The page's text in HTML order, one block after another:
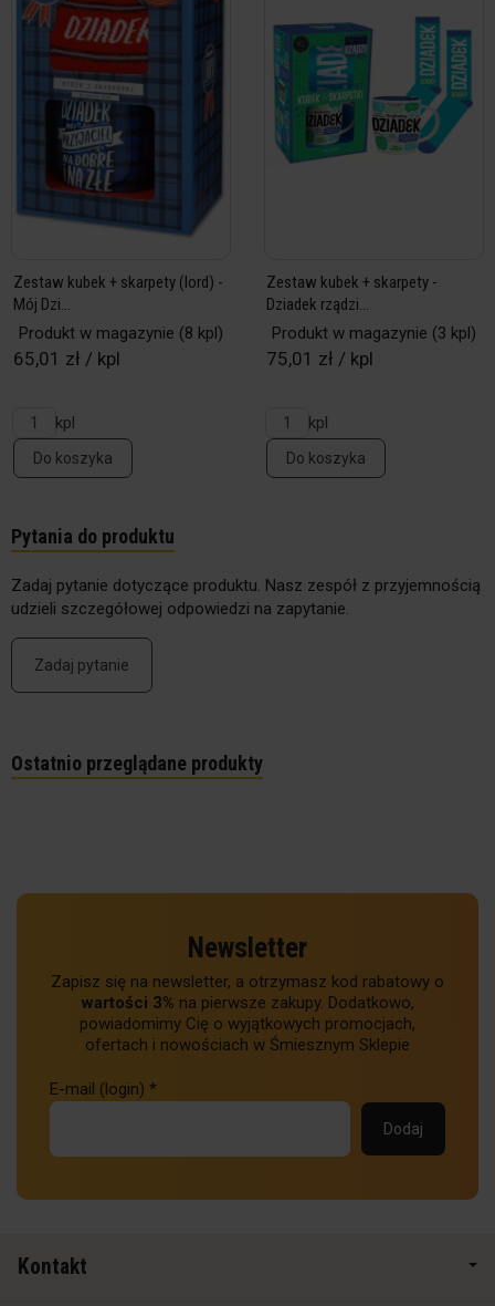
Zestaw kubek + skarpety (lord) -
Mój Dzi...
Produkt w magazynie (8 kpl)
65,01 zł / kpl
kpl
Do koszyka
Zestaw kubek + skarpety -
Dziadek rządzi...
Produkt w magazynie (3 kpl)
75,01 zł / kpl
kpl
Do koszyka
Pytania do produktu
Zadaj pytanie dotyczące produktu. Nasz zespół z przyjemnością
udzieli szczegółowej odpowiedzi na zapytanie.
Zadaj pytanie
Ostatnio przeglądane produkty
Newsletter
Zapisz się na newsletter, a otrzymasz kod rabatowy o
wartości 3% na pierwsze zakupy. Dodatkowo,
powiadomimy Cię o wyjątkowych promocjach,
ofertach i nowościach w Śmiesznym Sklepie
E-mail (login) *
Kontakt